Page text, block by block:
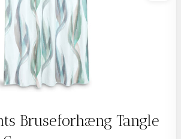
Bruseforhæng Tangle